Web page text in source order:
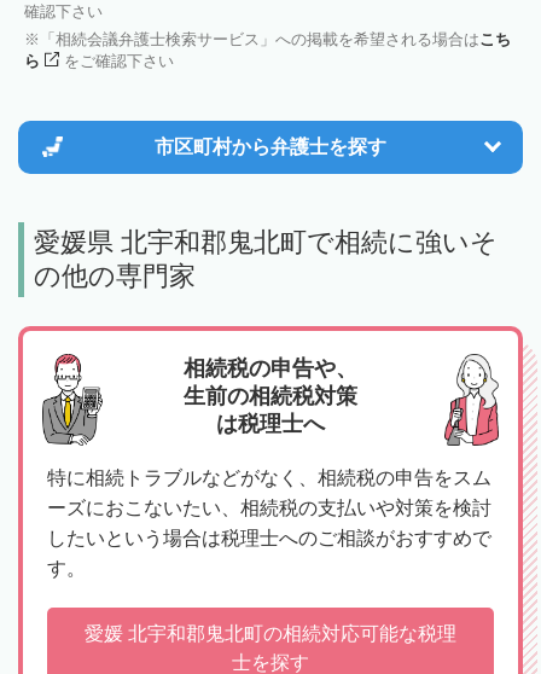
確認下さい
「相続会議弁護士検索サービス」への掲載を希望される場合はこち
ら
をご確認下さい
市区町村から弁護士を探す
愛媛県 北宇和郡鬼北町で相続に強いそ
の他の専門家
相続税の申告や、
生前の相続税対策
は税理士へ
特に相続トラブルなどがなく、相続税の申告をスム
ーズにおこないたい、相続税の支払いや対策を検討
したいという場合は税理士へのご相談がおすすめで
す。
愛媛 北宇和郡鬼北町の相続対応可能な税理
士を探す